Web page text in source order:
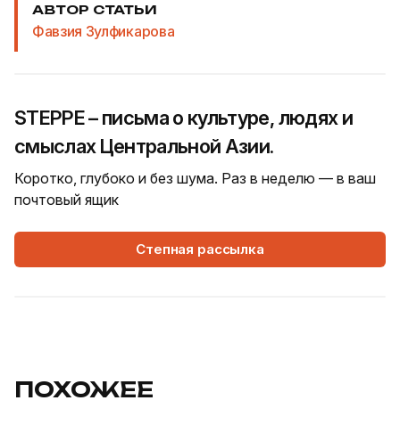
АВТОР СТАТЬИ
Фавзия Зулфикарова
STEPPE – письма о культуре, людях и
смыслах Центральной Азии.
Коротко, глубоко и без шума. Раз в неделю — в ваш
почтовый ящик
Степная рассылка
ПОХОЖЕЕ